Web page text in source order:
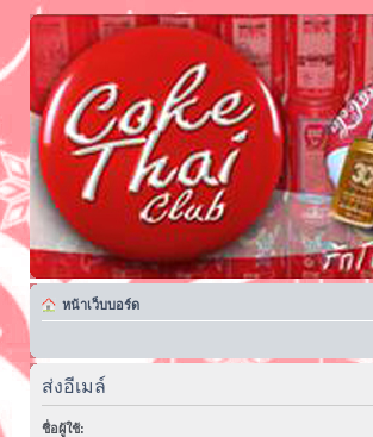
หน้าเว็บบอร์ด
ส่งอีเมล์
ชื่อผู้ใช้: